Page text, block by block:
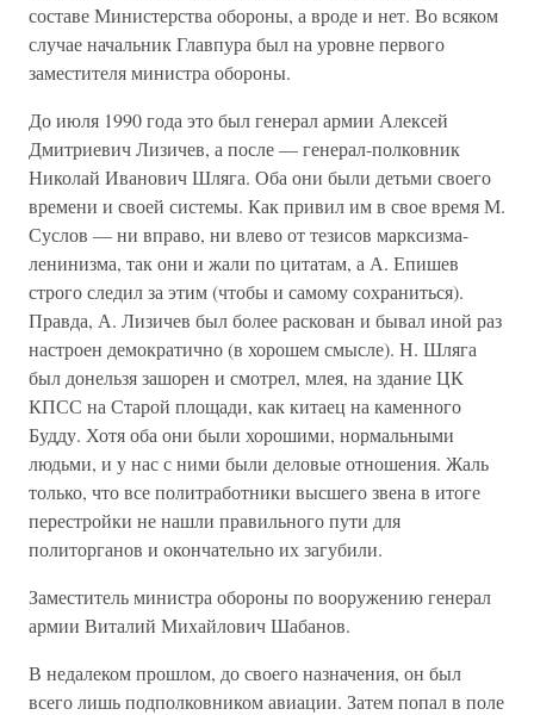
составе Министерства обороны, а вроде и нет. Во всяком
случае начальник Главпура был на уровне первого
заместителя министра обороны.
До июля 1990 года это был генерал армии Алексей
Дмитриевич Лизичев, а после — генерал-полковник
Николай Иванович Шляга. Оба они были детьми своего
времени и своей системы. Как привил им в свое время М.
Суслов — ни вправо, ни влево от тезисов марксизма-
ленинизма, так они и жали по цитатам, а А. Епишев
строго следил за этим (чтобы и самому сохраниться).
Правда, А. Лизичев был более раскован и бывал иной раз
настроен демократично (в хорошем смысле). Н. Шляга
был донельзя зашорен и смотрел, млея, на здание ЦК
КПСС на Старой площади, как китаец на каменного
Будду. Хотя оба они были хорошими, нормальными
людьми, и у нас с ними были деловые отношения. Жаль
только, что все политработники высшего звена в итоге
перестройки не нашли правильного пути для
политорганов и окончательно их загубили.
Заместитель министра обороны по вооружению генерал
армии Виталий Михайлович Шабанов.
В недалеком прошлом, до своего назначения, он был
всего лишь подполковником авиации. Затем попал в поле